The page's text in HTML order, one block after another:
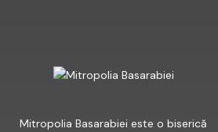
Mitropolia Basarabiei este o biserică